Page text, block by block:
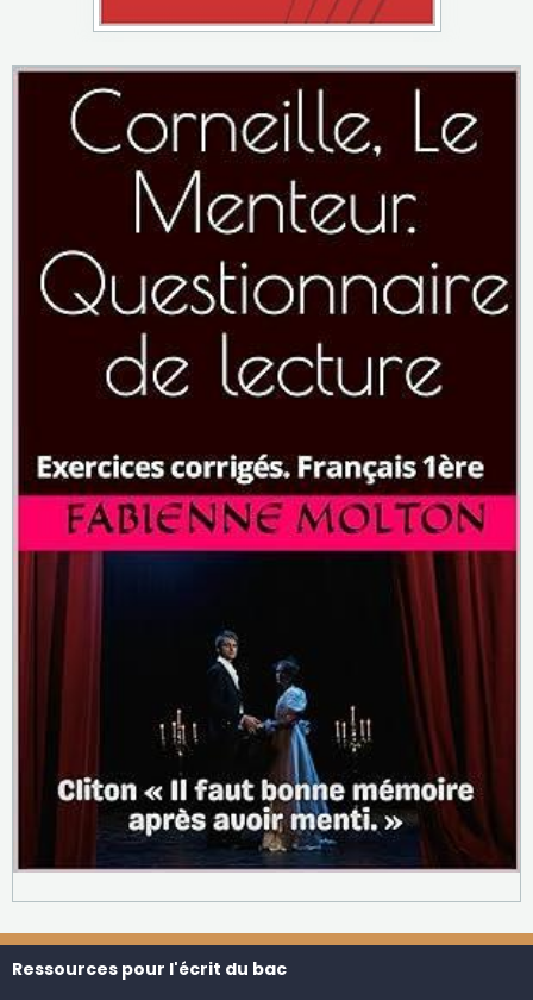
Ressources pour l'écrit du bac